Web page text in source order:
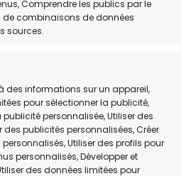
Comprendre les publics par le
combinaisons de données
sources.
des informations sur un appareil,
pour sélectionner la publicité,
personnalisée, Utiliser des
publicités personnalisées, Créer
Utiliser des profils pour
personnalisés, Développer et
des données limitées pour
à Fuveau
à Fos-sur-Mer
à Eyguières
à Éguilles